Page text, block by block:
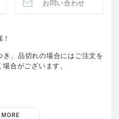
お問い合わせ
、 品切れの場合にはご注文を
場合がござい ます。
MORE